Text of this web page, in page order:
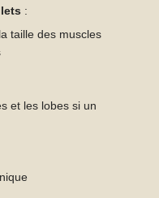
:
taille des muscles
et les lobes si un